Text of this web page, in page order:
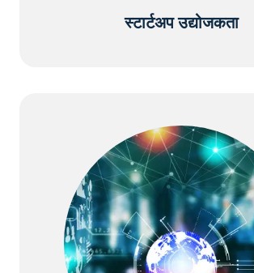
स्टार्टअप उद्योजकता